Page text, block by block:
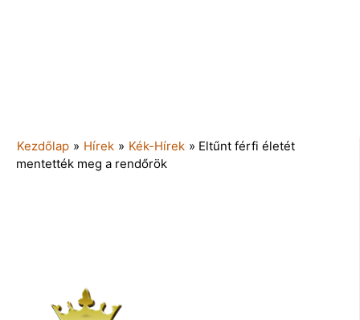
Kezdőlap » Hírek » Kék-Hírek » Eltűnt férfi életét
mentették meg a rendőrök